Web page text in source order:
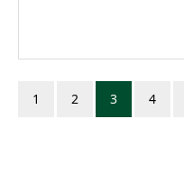
1 2 3 4